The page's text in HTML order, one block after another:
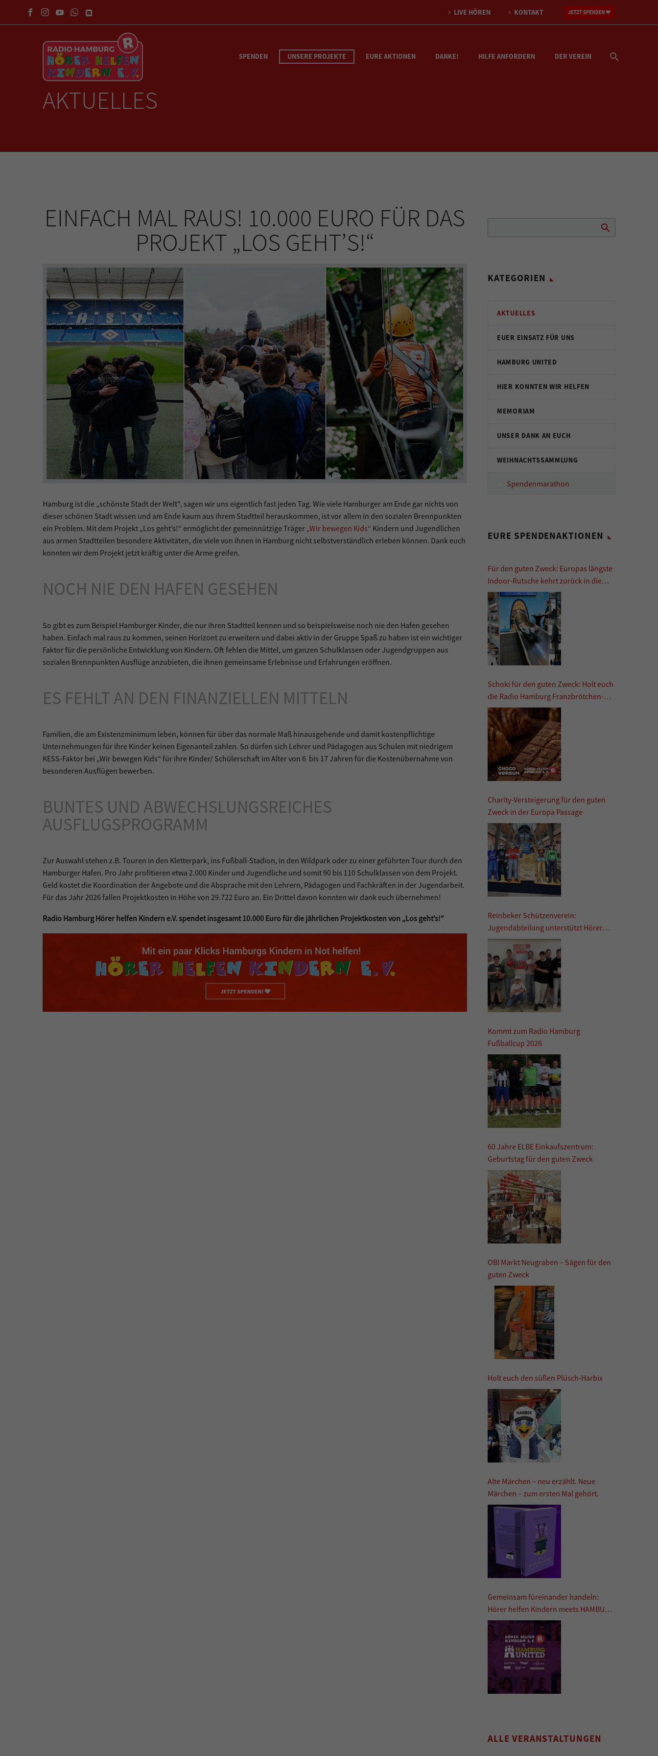
LIVE HÖREN KONTAKT
SPENDEN UNSERE PROJEKTE EURE AKTIONEN DANKE! HILFE ANFORDERN DER VEREIN
AKTUELLES
EINFACH MAL RAUS! 10.000 EURO FÜR DAS
PROJEKT „LOS GEHT’S!“
Hamburg ist die „schönste Stadt der Welt“, sagen wir uns eigentlich fast jeden Tag. Wie viele Hamburger am Ende gar nichts von
dieser schönen Stadt wissen und am Ende kaum aus ihrem Stadtteil herauskommen, ist vor allem in den sozialen Brennpunkten
ein Problem. Mit dem Projekt „Los geht’s!“ ermöglicht der gemeinnützige Träger „Wir bewegen Kids“ Kindern und Jugendlichen
aus armen Stadtteilen besondere Aktivitäten, die viele von ihnen in Hamburg nicht selbstverständlich erleben können. Dank euch
konnten wir dem Projekt jetzt kräftig unter die Arme greifen.
NOCH NIE DEN HAFEN GESEHEN
So gibt es zum Beispiel Hamburger Kinder, die nur ihren Stadtteil kennen und so beispielsweise noch nie den Hafen gesehen
haben. Einfach mal raus zu kommen, seinen Horizont zu erweitern und dabei aktiv in der Gruppe Spaß zu haben ist ein wichtiger
Faktor für die persönliche Entwicklung von Kindern. Oft fehlen die Mittel, um ganzen Schulklassen oder Jugendgruppen aus
sozialen Brennpunkten Ausflüge anzubieten, die ihnen gemeinsame Erlebnisse und Erfahrungen eröffnen.
ES FEHLT AN DEN FINANZIELLEN MITTELN
Familien, die am Existenzminimum leben, können für über das normale Maß hinausgehende und damit kostenpflichtige
Unternehmungen für ihre Kinder keinen Eigenanteil zahlen. So dürfen sich Lehrer und Pädagogen aus Schulen mit niedrigem
KESS-Faktor bei „Wir bewegen Kids“ für ihre Kinder/ Schülerschaft im Alter von 6 bis 17 Jahren für die Kostenübernahme von
besonderen Ausflügen bewerben.
BUNTES UND ABWECHSLUNGSREICHES
AUSFLUGSPROGRAMM
Zur Auswahl stehen z.B. Touren in den Kletterpark, ins Fußball-Stadion, in den Wildpark oder zu einer geführten Tour durch den
Hamburger Hafen. Pro Jahr profitieren etwa 2.000 Kinder und Jugendliche und somit 90 bis 110 Schulklassen von dem Projekt.
Geld kostet die Koordination der Angebote und die Absprache mit den Lehrern, Pädagogen und Fachkräften in der Jugendarbeit.
Für das Jahr 2026 fallen Projektkosten in Höhe von 29.722 Euro an. Ein Drittel davon konnten wir dank euch übernehmen!
Radio Hamburg Hörer helfen Kindern e.V. spendet insgesamt 10.000 Euro für die jährlichen Projektkosten von „Los geht’s!“
KATEGORIEN
AKTUELLES
EUER EINSATZ FÜR UNS
HAMBURG UNITED
HIER KONNTEN WIR HELFEN
MEMORIAM
UNSER DANK AN EUCH
WEIHNACHTSSAMMLUNG
Spendenmarathon
EURE SPENDENAKTIONEN
Für den guten Zweck: Europas längste
Indoor-Rutsche kehrt zurück in die
Europa Passage
Schoki für den guten Zweck: Holt euch
die Radio Hamburg Franzbrötchen-
Schokolade
Charity-Versteigerung für den guten
Zweck in der Europa Passage
Reinbeker Schützenverein:
Jugendabteilung unterstützt Hörer
helfen Kindern
Kommt zum Radio Hamburg
Fußballcup 2026
60 Jahre ELBE Einkaufszentrum:
Geburtstag für den guten Zweck
OBI Markt Neugraben – Sägen für den
guten Zweck
Holt euch den süßen Plüsch-Harbix
Alte Märchen – neu erzählt. Neue
Märchen – zum ersten Mal gehört.
Gemeinsam füreinander handeln:
Hörer helfen Kindern meets HAMBURG
UNITED
ALLE VERANSTALTUNGEN